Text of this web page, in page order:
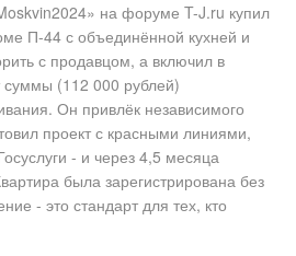
на форуме T-J.ru купил
П-44 с объединённой кухней и
с продавцом, а включил в
суммы (112 000 рублей)
Он привлёк независимого
проект с красными линиями,
- и через 4,5 месяца
была зарегистрирована без
- это стандарт для тех, кто